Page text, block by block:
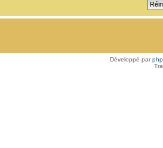
Développé par